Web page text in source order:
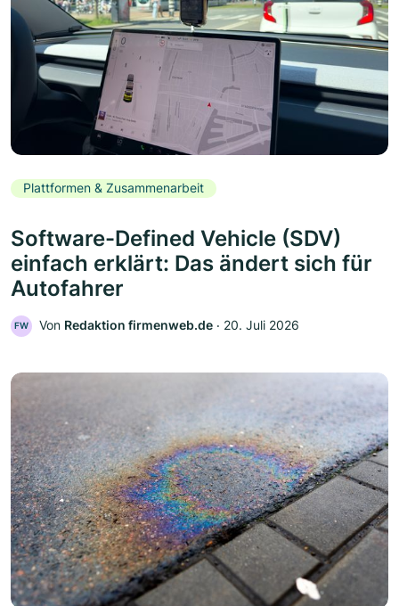
Plattformen & Zusammenarbeit
Software-Defined Vehicle (SDV)
einfach erklärt: Das ändert sich für
Autofahrer
FW Von Redaktion firmenweb.de ‧ 20. Juli 2026